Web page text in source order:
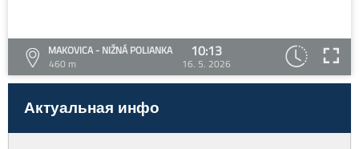
MAKOVICA - NIŽNÁ POLIANKA
460 m
10:13
16. 5. 2026
Актуальная инфо